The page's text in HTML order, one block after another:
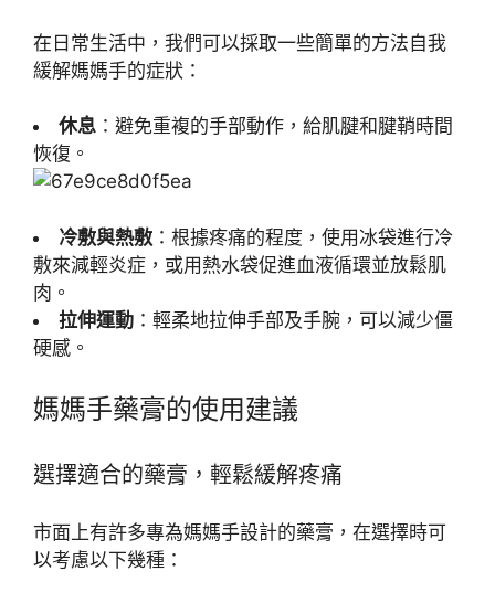
在日常生活中，我們可以採取一些簡單的方法自我
緩解媽媽手的症狀：
休息 ：避免重複的手部動作，給肌腱和腱鞘時間
恢復。
冷敷與熱敷 ：根據疼痛的程度，使用冰袋進行冷
敷來減輕炎症，或用熱水袋促進血液循環並放鬆肌
肉。
拉伸運動 ：輕柔地拉伸手部及手腕，可以減少僵
硬感。
媽媽手藥膏的使用建議
選擇適合的藥膏，輕鬆緩解疼痛
市面上有許多專為媽媽手設計的藥膏，在選擇時可
以考慮以下幾種：